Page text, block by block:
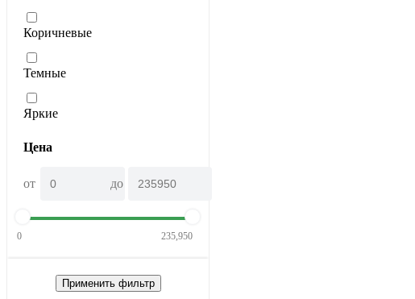
Коричневые
Темные
Яркие
Цена
от до
0 235,950
Применить фильтр